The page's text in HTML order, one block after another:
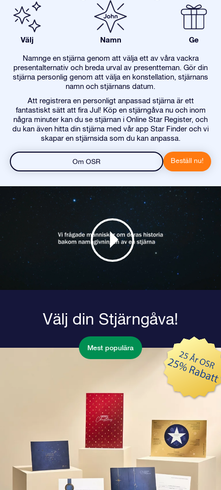
Välj Namn Ge
Namnge en stjärna genom att välja ett av våra vackra
presentalternativ och breda urval av presentteman. Gör din
stjärna personlig genom att välja en konstellation, stjärnans
namn och stjärnans datum.
Att registrera en personligt anpassad stjärna är ett
fantastiskt sätt att fira Jul! Köp en stjärngåva nu och inom
några minuter kan du se stjärnan i Online Star Register, och
du kan även hitta din stjärna med vår app Star Finder och vi
skapar en stjärnsida som du kan anpassa.
Om OSR Beställ nu!
Välj din Stjärngåva!
Mest populära